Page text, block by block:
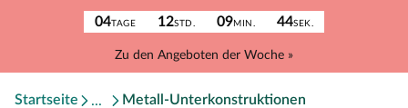
04TAGE 12STD. 09MIN. 44SEK.
Zu den Angeboten der Woche »
Startseite Metall-Unterkonstruktionen